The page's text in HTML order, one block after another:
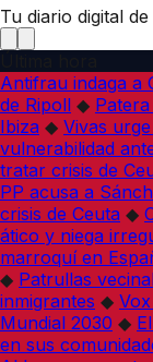
Tu diario digital
Antifrau indaga a
de Ripoll ◆
Ibiza ◆ Vivas
vulnerabilidad
tratar crisis de
PP acusa a
crisis de Ceuta ◆
ático y niega
marroquí en
◆ Patrullas
inmigrantes ◆
Mundial 2030 ◆
en sus